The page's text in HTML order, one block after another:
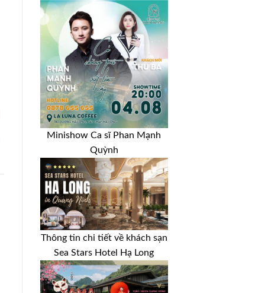
Minishow Ca sĩ Phan Mạnh
Quỳnh
Thông tin chi tiết về khách sạn
Sea Stars Hotel Hạ Long